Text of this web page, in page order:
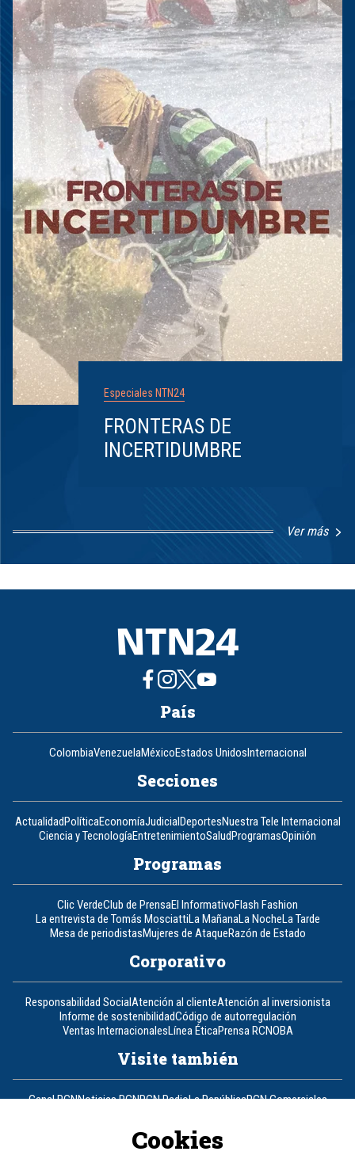
Especiales NTN24
FRONTERAS DE
INCERTIDUMBRE
Ver más
1
8
País
ColombiaVenezuelaMéxicoEstados UnidosInternacional
Secciones
ActualidadPolíticaEconomíaJudicialDeportesNuestra Tele Internacional
Ciencia y TecnologíaEntretenimientoSaludProgramasOpinión
Programas
Clic VerdeClub de PrensaEl InformativoFlash Fashion
La entrevista de Tomás MosciattiLa MañanaLa NocheLa Tarde
Mesa de periodistasMujeres de AtaqueRazón de Estado
Corporativo
Responsabilidad SocialAtención al clienteAtención al inversionista
Informe de sostenibilidadCódigo de autorregulación
Ventas InternacionalesLínea ÉticaPrensa RCNOBA
Visite también
Canal RCNNoticias RCNRCN RadioLa RepúblicaRCN Comerciales
Un producto de RCN Televisión
Cookies